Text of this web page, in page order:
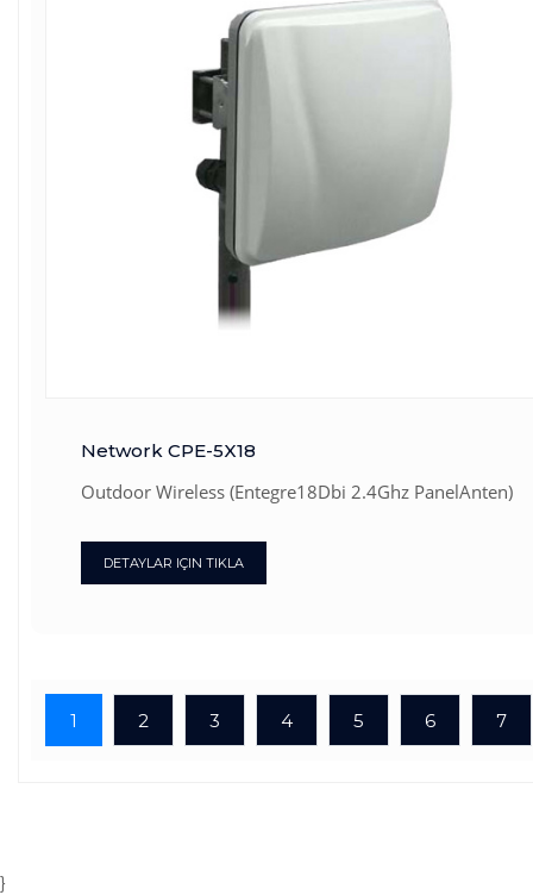
Network CPE-5X18
Outdoor Wireless (Entegre18Dbi 2.4Ghz PanelAnten)
DETAYLAR IÇIN TIKLA
1 2 3 4 5 6 7
}